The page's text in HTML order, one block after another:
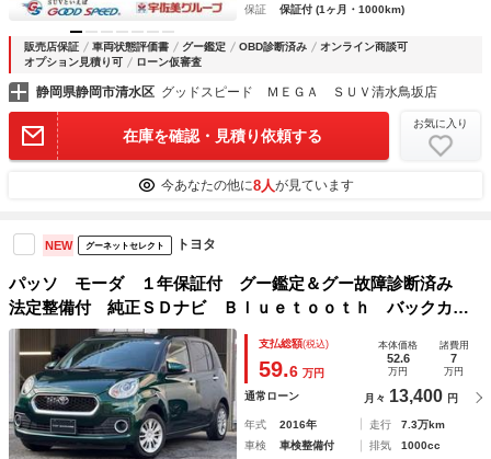
保証
保証付 (1ヶ月・1000km)
販売店保証 車両状態評価書 グー鑑定 OBD診断済み
オンライン商談可
オプション見積り可
ローン仮審査
静岡県静岡市清水区 グッドスピード ＭＥＧＡ ＳＵＶ清水鳥坂店
在庫を確認・見積り依頼する
お気に入り
今あなたの他に8人が見ています
NEW グーネットセレクト トヨタ
パッソ モーダ １年保証付 グー鑑定＆グー故障診断済み
法定整備付 純正ＳＤナビ Ｂｌｕｅｔｏｏｔｈ バックカメ
ラ ＬＥＤヘッドライト 地デジＴＶ キーレス連動電格ミラ
ー プッシュスタート ＥＴＣ スマートキー
支払総額(税込)
59.6 万円
本体価格
52.6
万円
諸費用
7
万円
通常ローン 月々 13,400 円
年式 2016年 走行
7.3万km
車検
車検整備付 排気
1000cc